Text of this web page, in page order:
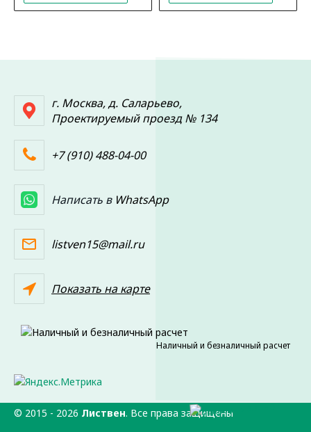
г. Москва, д. Саларьево,
Проектируемый проезд № 134
+7 (910) 488-04-00
Написать в WhatsApp
listven15@mail.ru
Показать на карте
Наличный и безналичный расчет
© 2015 - 2026 Листвен. Все права защищены